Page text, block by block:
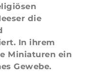
die
In ihrem
Miniaturen ein
Gewebe.